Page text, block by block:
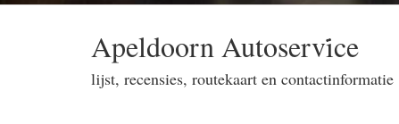
Apeldoorn Autoservi̇ce
lijst, recensies, routekaart en contactinformatie